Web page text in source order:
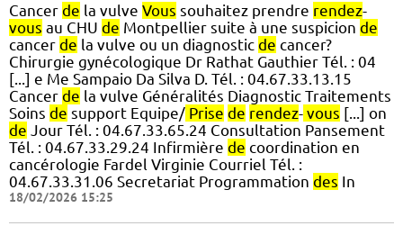
Cancer de la vulve Vous souhaitez prendre rendez-
vous au CHU de Montpellier suite à une suspicion de
cancer de la vulve ou un diagnostic de cancer?
Chirurgie gynécologique Dr Rathat Gauthier Tél. : 04
[...] e Me Sampaio Da Silva D. Tél. : 04.67.33.13.15
Cancer de la vulve Généralités Diagnostic Traitements
Soins de support Equipe/ Prise de rendez- vous [...] on
de Jour Tél. : 04.67.33.65.24 Consultation Pansement
Tél. : 04.67.33.29.24 Infirmière de coordination en
cancérologie Fardel Virginie Courriel Tél. :
04.67.33.31.06 Secretariat Programmation des In
18/02/2026 15:25